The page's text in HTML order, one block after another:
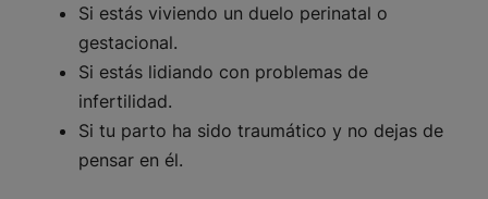
Si estás viviendo un duelo perinatal o
gestacional.
Si estás lidiando con problemas de
infertilidad.
Si tu parto ha sido traumático y no dejas de
pensar en él.